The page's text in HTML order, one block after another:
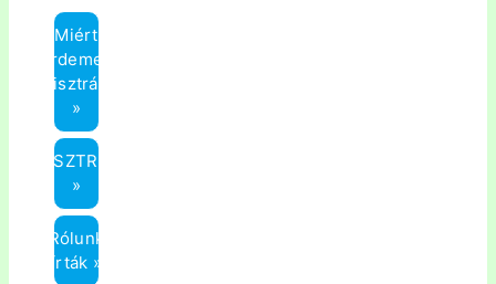
Miért
érdemes
regisztrálni?
»
REGISZTRÁCIÓ
»
Rólunk
írták »